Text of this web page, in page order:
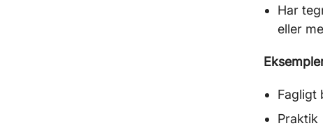
Har
eller
Fagligt
Praktik